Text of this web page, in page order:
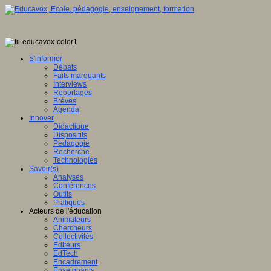
S'informer
Débats
Faits marquants
Interviews
Reportages
Brèves
Agenda
Innover
Didactique
Dispositifs
Pédagogie
Recherche
Technologies
Savoir(s)
Analyses
Conférences
Outils
Pratiques
Acteurs de l'éducation
Animateurs
Chercheurs
Collectivités
Editeurs
EdTech
Encadrement